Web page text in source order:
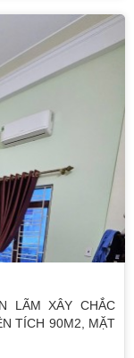
LÃM XÂY CHẮC
TÍCH 90M2, MẶT